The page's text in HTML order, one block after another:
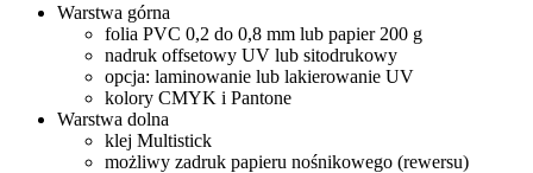
Warstwa górna
folia PVC 0,2 do 0,8 mm lub papier 200 g
nadruk offsetowy UV lub sitodrukowy
opcja: laminowanie lub lakierowanie UV
kolory CMYK i Pantone
Warstwa dolna
klej Multistick
możliwy zadruk papieru nośnikowego (rewersu)